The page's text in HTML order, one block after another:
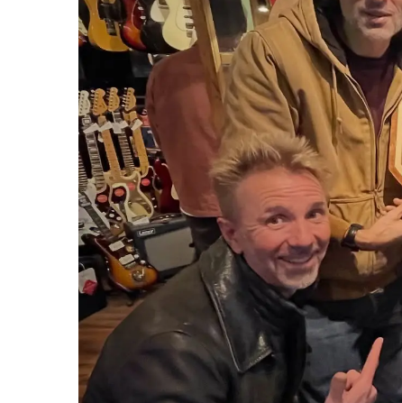
Sire Larry Carlton
Squier by Fender
Sterling by Music Man
Yamaha
Kremona
Lag
Ovation
Sigma
Sire
Takamine
Yamaha